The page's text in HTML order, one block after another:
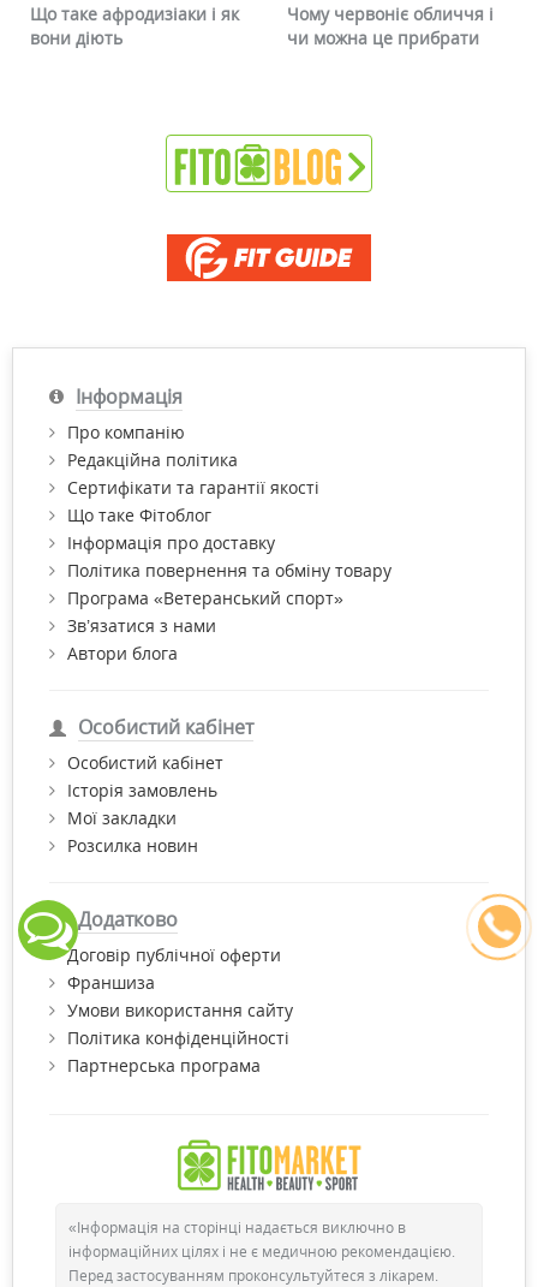
Що таке афродизіаки і як
вони діють
Чому червоніє обличчя і
чи можна це прибрати
Інформація
Про компанію
Редакційна політика
Сертифікати та гарантії якості
Що таке Фітоблог
Інформація про доставку
Політика повернення та обміну товару
Програма «Ветеранський спорт»
Зв’язатися з нами
Автори блога
Особистий кабінет
Особистий кабінет
Історія замовлень
Мої закладки
Розсилка новин
Додатково
Договір публічної оферти
Франшиза
Умови використання сайту
Політика конфіденційності
Партнерська програма
«Інформація на сторінці надається виключно в
інформаційних цілях і не є медичною рекомендацією.
Перед застосуванням проконсультуйтеся з лікарем.